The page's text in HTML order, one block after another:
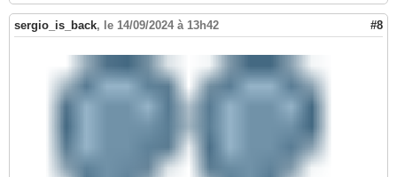
sergio_is_back, le 14/09/2024 à 13h42 #8